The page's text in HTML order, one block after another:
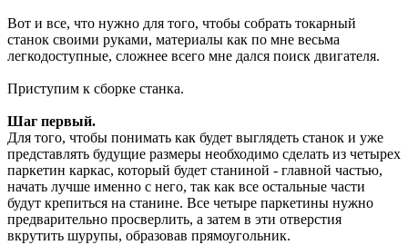
Вот и все, что нужно для того, чтобы собрать токарный
станок своими руками, материалы как по мне весьма
легкодоступные, сложнее всего мне дался поиск двигателя.
Приступим к сборке станка.
Шаг первый.
Для того, чтобы понимать как будет выглядеть станок и уже
представлять будущие размеры необходимо сделать из четырех
паркетин каркас, который будет станиной - главной частью,
начать лучше именно с него, так как все остальные части
будут крепиться на станине. Все четыре паркетины нужно
предварительно просверлить, а затем в эти отверстия
вкрутить шурупы, образовав прямоугольник.